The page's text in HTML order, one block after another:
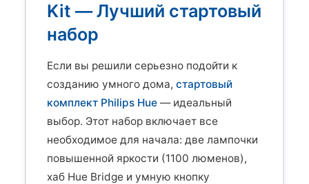
Kit — Лучший стартовый
набор
Если вы решили серьезно подойти к
созданию умного дома, стартовый
комплект Philips Hue — идеальный
выбор. Этот набор включает все
необходимое для начала: две лампочки
повышенной яркости (1100 люменов),
хаб Hue Bridge и умную кнопку